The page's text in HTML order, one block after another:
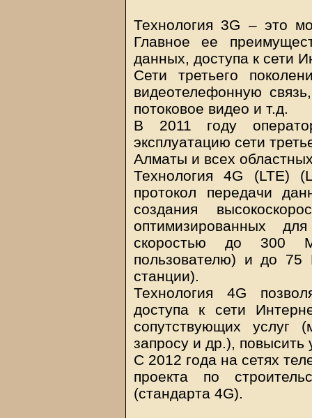
Технология 3G – это
Главное ее
данных, доступа к сети
Сети третьего
видеотелефонную
потоковое видео и т.д.
В 2011 году
эксплуатацию сети
Алматы и всех
Технология 4G (LTE)
протокол передачи
создания
оптимизированных
скоростью до 300
пользователю) и до 75
станции).
Технология 4G
доступа к сети
сопутствующих услуг
запросу и др.), повысить
С 2012 года на сетях
проекта по
(стандарта 4G).